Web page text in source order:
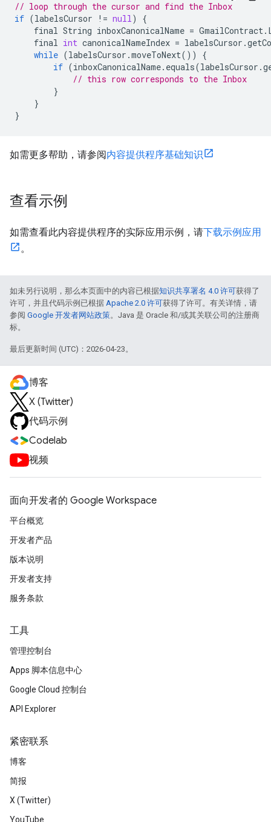
// loop through the cursor and find the Inbox
if (labelsCursor ! = null)
{
final String inboxCanonicalName = GmailContract.
final int canonicalNameIndex = labelsCursor .
while (labelsCursor .moveToNext())
{
if (inboxCanonicalName. equals(labelsCursor .
// this row corresponds to the Inbox
}
}
}
如需更多帮助，请参阅内容提供程序基础知识
查看示例
如需查看此内容提供程序的实际应用示例，请下载示例应用
。
如未另行说明，那么本页面中的内容已根据知识共享署名 4.0 许可获得了
许可，并且代码示例已根据 Apache 2.0 许可获得了许可。有关详情，请
参阅 Google 开发者网站政策。Java 是 Oracle 和/或其关联公司的注册商
标。
最后更新时间 (UTC)：2026-04-23。
博客
X (Twitter)
代码示例
Codelab
视频
面向开发者的 Google Workspace
平台概览
开发者产品
版本说明
开发者支持
服务条款
工具
管理控制台
Apps 脚本信息中心
Google Cloud 控制台
API Explorer
紧密联系
博客
简报
X (Twitter)
YouTube